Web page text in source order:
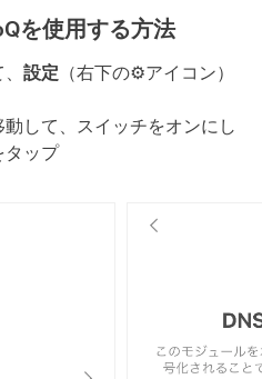
を使用する方法
設定 （右下の⚙アイコン）
動して、スイッチをオンにし
タップ